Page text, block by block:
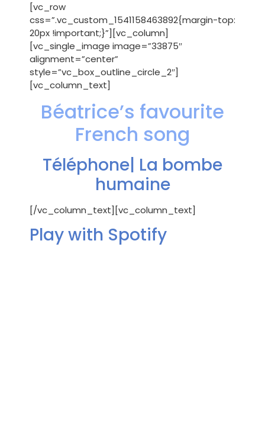
[vc_row
css=”.vc_custom_1541158463892{margin-top:
20px !important;}”][vc_column]
[vc_single_image image=”33875″
alignment=”center”
style=”vc_box_outline_circle_2″]
[vc_column_text]
Béatrice’s favourite
French song
Téléphone| La bombe
humaine
[/vc_column_text][vc_column_text]
Play with Spotify